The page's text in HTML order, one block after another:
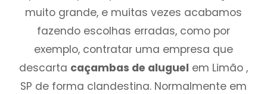
muito grande, e muitas vezes acabamos
fazendo escolhas erradas, como por
exemplo, contratar uma empresa que
descarta caçambas de aluguel em Limão ,
SP de forma clandestina. Normalmente em